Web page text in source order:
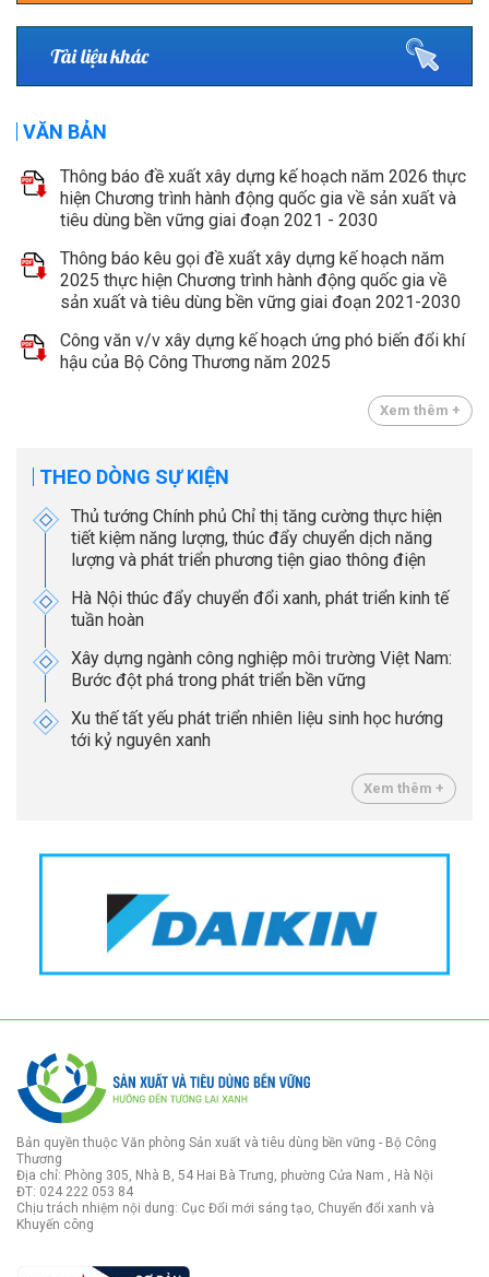
Tài liệu khác
VĂN BẢN
Thông báo đề xuất xây dựng kế hoạch năm 2026 thực
hiện Chương trình hành động quốc gia về sản xuất và
tiêu dùng bền vững giai đoạn 2021 - 2030
Thông báo kêu gọi đề xuất xây dựng kế hoạch năm
2025 thực hiện Chương trình hành động quốc gia về
sản xuất và tiêu dùng bền vững giai đoạn 2021-2030
Công văn v/v xây dựng kế hoạch ứng phó biến đổi khí
hậu của Bộ Công Thương năm 2025
Xem thêm +
THEO DÒNG SỰ KIỆN
Thủ tướng Chính phủ Chỉ thị tăng cường thực hiện
tiết kiệm năng lượng, thúc đẩy chuyển dịch năng
lượng và phát triển phương tiện giao thông điện
Hà Nội thúc đẩy chuyển đổi xanh, phát triển kinh tế
tuần hoàn
Xây dựng ngành công nghiệp môi trường Việt Nam:
Bước đột phá trong phát triển bền vững
Xu thế tất yếu phát triển nhiên liệu sinh học hướng
tới kỷ nguyên xanh
Xem thêm +
Bản quyền thuộc Văn phòng Sản xuất và tiêu dùng bền vững - Bộ Công
Thương
Địa chỉ: Phòng 305, Nhà B, 54 Hai Bà Trưng, phường Cửa Nam , Hà Nội
ĐT: 024 222 053 84
Chịu trách nhiệm nội dung: Cục Đổi mới sáng tạo, Chuyển đổi xanh và
Khuyến công